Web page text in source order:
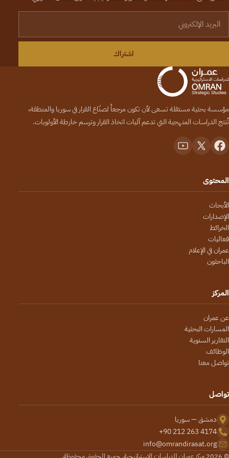
اشتراك
مؤسسة بحثية مستقلة تسعى لأن تكون مرجعاً لصنّاع القرار في سوريا والمنطقة،
تُنتج الدراسات المنهجية التي تدعم آليات اتخاذ القرار وترسم خارطة الأولويات.
المحتوى
الأبحاث
الإصدارات
الخرائط
فعاليات
عمران في الإعلام
الباحثون
المركز
عن عمران
المسارات البحثية
التقارير السنوية
الوظائف
تواصل معنا
تواصل
دمشق — سوريا
+90 212 263 4174
info@omrandirasat.org
© 2026 مركز عمران للدراسات الاستراتيجية. جميع الحقوق محفوظة.